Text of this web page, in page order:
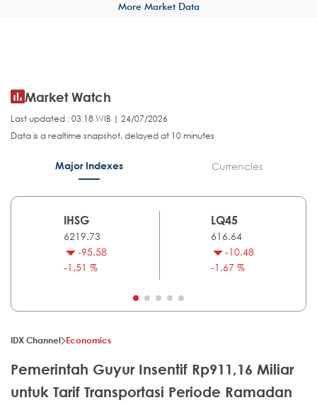
More Market Data
Market Watch
Last updated : 03.18 WIB | 24/07/2026
Data is a realtime snapshot, delayed at 10 minutes
Major Indexes Currencies
IHSG
6219.73
-95.58
-1.51 %
LQ45
616.64
-10.48
-1.67 %
IDX Channel Economics
Pemerintah Guyur Insentif Rp911,16 Miliar
untuk Tarif Transportasi Periode Ramadan